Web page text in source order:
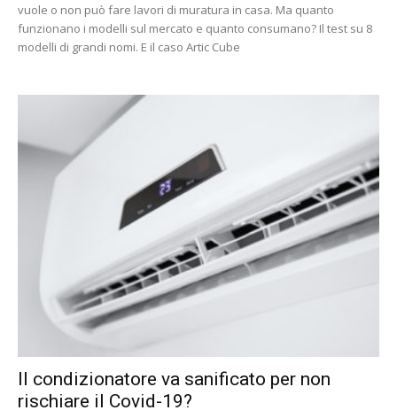
vuole o non può fare lavori di muratura in casa. Ma quanto
funzionano i modelli sul mercato e quanto consumano? Il test su 8
modelli di grandi nomi. E il caso Artic Cube
Il condizionatore va sanificato per non
rischiare il Covid-19?